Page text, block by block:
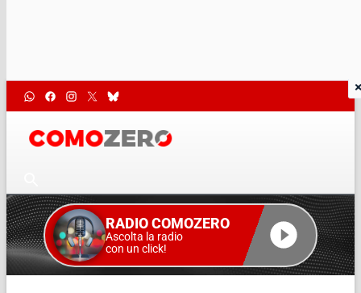
RADIO COMOZERO
Ascolta la radio
con un click!